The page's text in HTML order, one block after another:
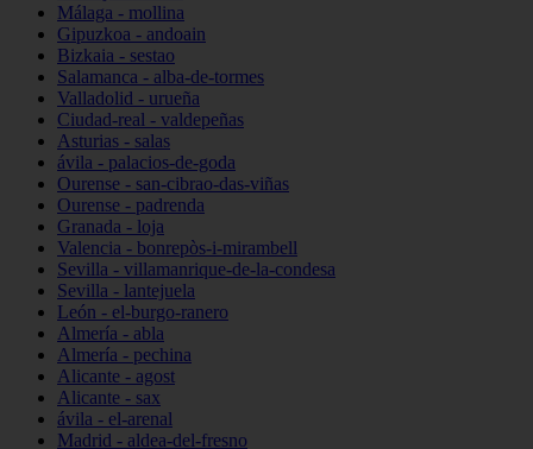
Málaga - mollina
Gipuzkoa - andoain
Bizkaia - sestao
Salamanca - alba-de-tormes
Valladolid - urueña
Ciudad-real - valdepeñas
Asturias - salas
ávila - palacios-de-goda
Ourense - san-cibrao-das-viñas
Ourense - padrenda
Granada - loja
Valencia - bonrepòs-i-mirambell
Sevilla - villamanrique-de-la-condesa
Sevilla - lantejuela
León - el-burgo-ranero
Almería - abla
Almería - pechina
Alicante - agost
Alicante - sax
ávila - el-arenal
Madrid - aldea-del-fresno